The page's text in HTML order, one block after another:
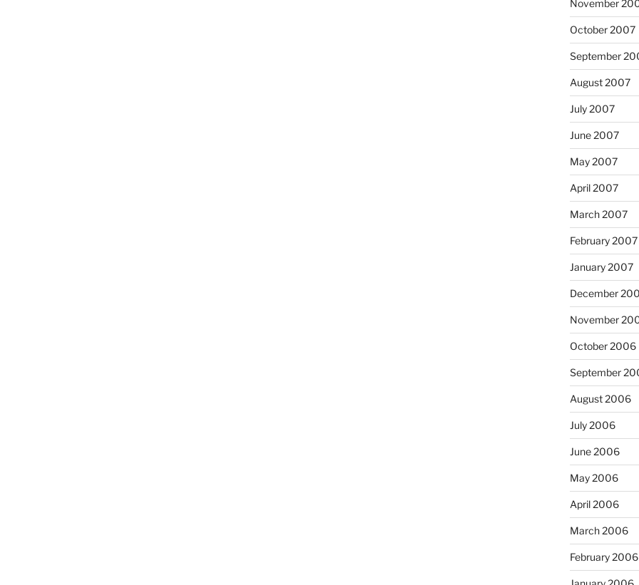
November
October 2007
September
August 2007
July 2007
June 2007
May 2007
April 2007
March 2007
February 2007
January 2007
December
November
October 2006
September
August 2006
July 2006
June 2006
May 2006
April 2006
March 2006
February 2006